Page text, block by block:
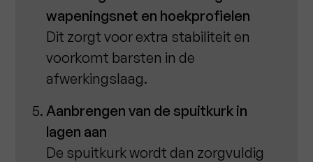
wapeningsnet en hoekprofielen
Dit zorgt voor extra stabiliteit en
voorkomt barsten in de
afwerkingslaag.
Aanbrengen van de spuitkurk in
lagen aan
De spuitkurk wordt dan zorgvuldig